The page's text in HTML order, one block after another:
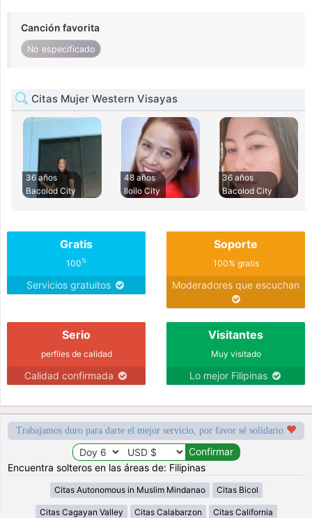
Canción favorita
No especificado
Citas Mujer Western Visayas
36 años
Bacolod City
48 años
Iloilo City
36 años
Bacolod City
Gratis
100%
Servicios gratuitos
Soporte
100% gratis
Moderadores que escuchan
Serio
perfiles de calidad
Calidad confirmada
Visitantes
Muy visitado
Lo mejor Filipinas
Trabajamos duro para darte el mejor servicio, por favor sé solidario
Encuentra solteros en las áreas de: Filipinas
Citas Autonomous in Muslim Mindanao Citas Bicol
Citas Cagayan Valley Citas Calabarzon Citas California